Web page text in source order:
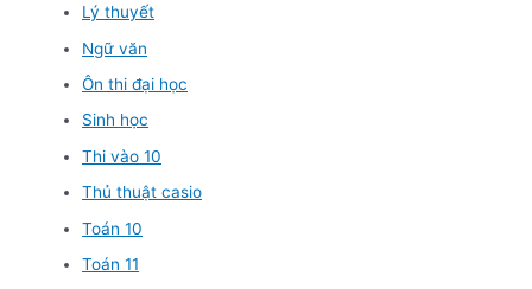
Lý thuyết
Ngữ văn
Ôn thi đại học
Sinh học
Thi vào 10
Thủ thuật casio
Toán 10
Toán 11